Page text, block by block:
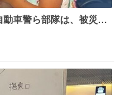
車警ら部隊は、被災場
パトロールを行ってい
動車警ら部隊が、上益
察